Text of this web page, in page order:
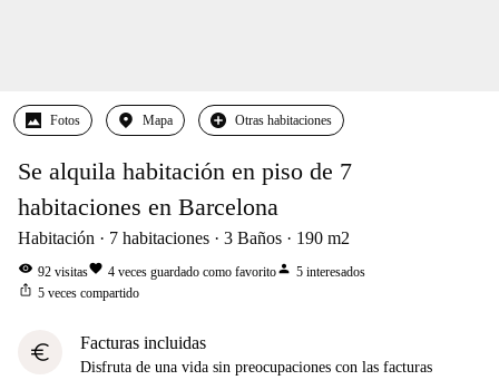
Fotos Mapa Otras habitaciones
Se alquila habitación en piso de 7
habitaciones en Barcelona
Habitación 7 habitaciones 3 Baños 190 m2
visibility 92 visitasfavorite 4 veces guardado como favoritoperson 5 interesados
ios_share 5 veces compartido
euro Facturas incluidas
Disfruta de una vida sin preocupaciones con las facturas